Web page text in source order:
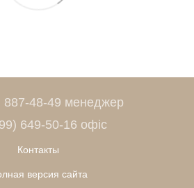
887-48-49 менеджер
649-50-16 офіс
Контакты
версия сайта